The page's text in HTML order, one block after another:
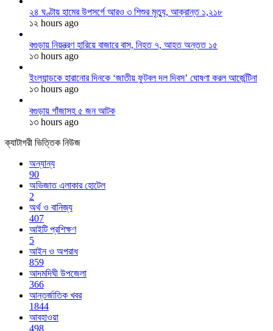
২৪ ঘণ্টায় হামের উপসর্গে আরও ৩ শিশুর মৃত্যু, আক্রান্ত ১,২১৮
১২ hours ago
বগুড়ায় নিয়ন্ত্রণ হারিয়ে বাজারে বাস, নিহত ৭, আহত অন্তত ১৫
১৩ hours ago
ইংল্যান্ডকে হারানোর দিনকে ‘জাতীয় ফুটবল দল দিবস’ ঘোষণা করল আর্জেন্টিনা
১৩ hours ago
বগুড়ায় গাঁজাসহ ৫ জন আটক
১৩ hours ago
ক্যাটাগরী ভিত্তিক নিউজ
অন্যান্য
90
অভিজাত এলাকার হোটেল
2
অর্থ ও বানিজ্য
407
আইটি প্রশিক্ষণ
5
আইন ও অপরাধ
859
আদমদিঘী উপজেলা
366
আন্তর্জাতিক খবর
1844
আবহাওয়া
498